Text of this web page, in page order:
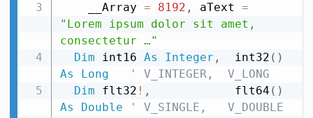
    __Array
= 8192 , aText =
"Lorem ipsum dolor sit amet,
consectetur …"
Dim int16 As Integer ,
  int32
( )
As
Long
' V_INTEGER,  V_LONG
Dim flt32 ! ,
            flt64
( )
As
Double
' V_SINGLE,   V_DOUBLE